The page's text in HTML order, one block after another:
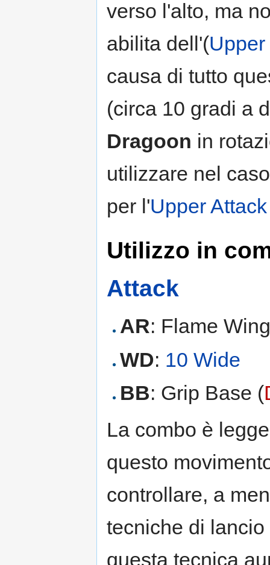
verso l'alto, ma
abilita dell'(
causa di tutto
(circa 10 gradi a
Dragoon in
utilizzare nel
per l'Upper Attack
Utilizzo in
Attack
AR: Flame
WD: 10 Wide
BB: Grip Base (
La combo è
questo
controllare, a
tecniche di
questa tecnica